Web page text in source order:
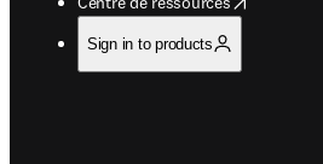
Sign in to products